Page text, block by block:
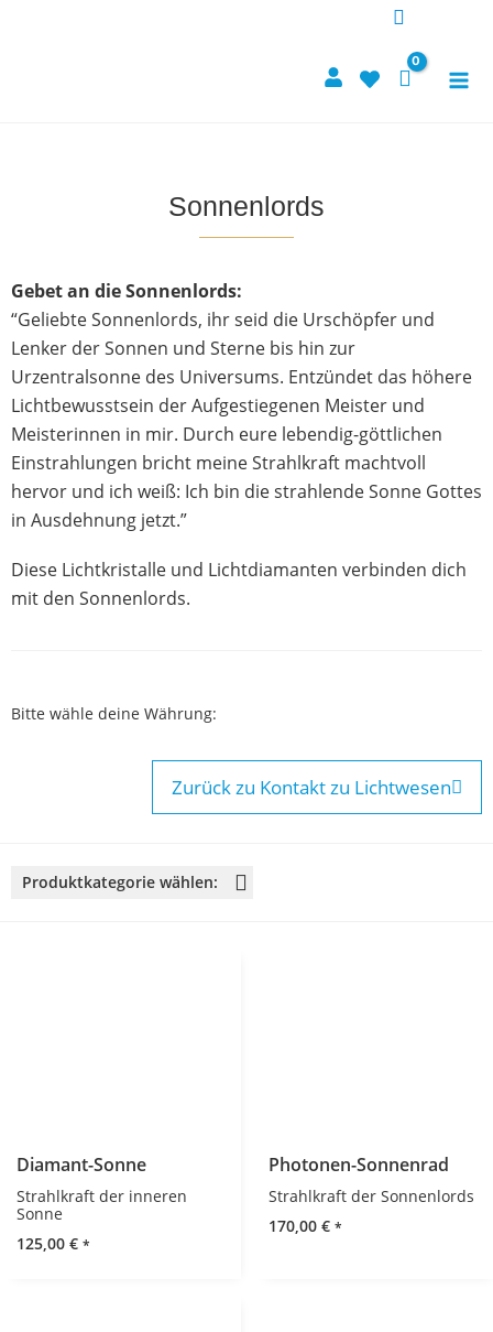
Sonnenlords
Gebet an die Sonnenlords:
“Geliebte Sonnenlords, ihr seid die Urschöpfer und
Lenker der Sonnen und Sterne bis hin zur
Urzentralsonne des Universums. Entzündet das höhere
Lichtbewusstsein der Aufgestiegenen Meister und
Meisterinnen in mir. Durch eure lebendig-göttlichen
Einstrahlungen bricht meine Strahlkraft machtvoll
hervor und ich weiß: Ich bin die strahlende Sonne Gottes
in Ausdehnung jetzt.”
Diese Lichtkristalle und Lichtdiamanten verbinden dich
mit den Sonnenlords.
Bitte wähle deine Währung:
Zurück zu Kontakt zu Lichtwesen
Produktkategorie wählen:
Diamant-Sonne
Strahlkraft der inneren
Sonne
125,00 € *
Photonen-Sonnenrad
Strahlkraft der Sonnenlords
170,00 € *